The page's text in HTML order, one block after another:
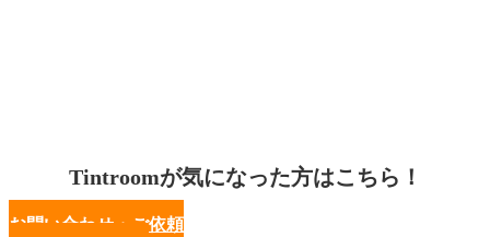
Tintroomが気になった方はこちら！
お問い合わせ・ご依頼